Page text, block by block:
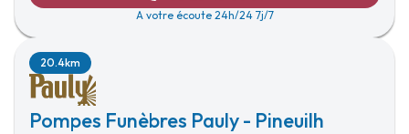
A votre écoute 24h/24 7j/7
Pompes Funèbres Pauly - Pineuilh
20.4km